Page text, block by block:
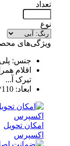
ویژگی‌های محصول
جنس: پلی استر
تیرک آ...
ابعاد: 110*210*(50+150+70) سانتی متر
امکان تحویل
اکسپرس